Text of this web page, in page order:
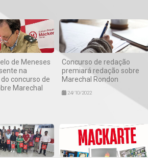
de Meneses
na
concurso de
Marechal
Concurso de redação
premiará redação sobre
Marechal Rondon
24/10/2022